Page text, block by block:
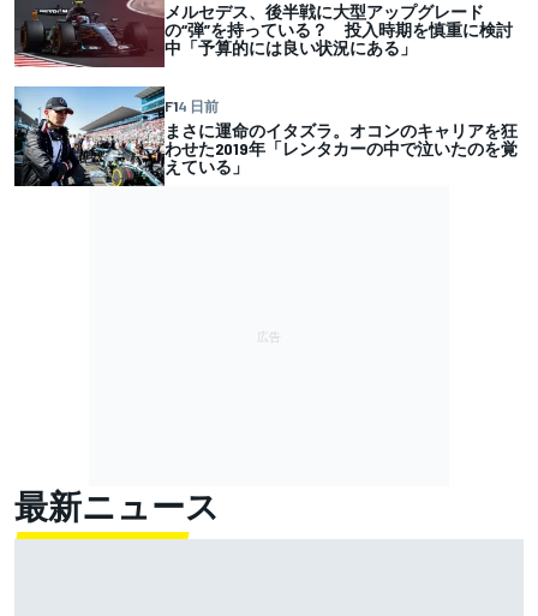
メルセデス、後半戦に大型アップグレード
の“弾”を持っている？ 投入時期を慎重に検討
中「予算的には良い状況にある」
F14 日前
まさに運命のイタズラ。オコンのキャリアを狂
わせた2019年「レンタカーの中で泣いたのを覚
えている」
最新ニュース